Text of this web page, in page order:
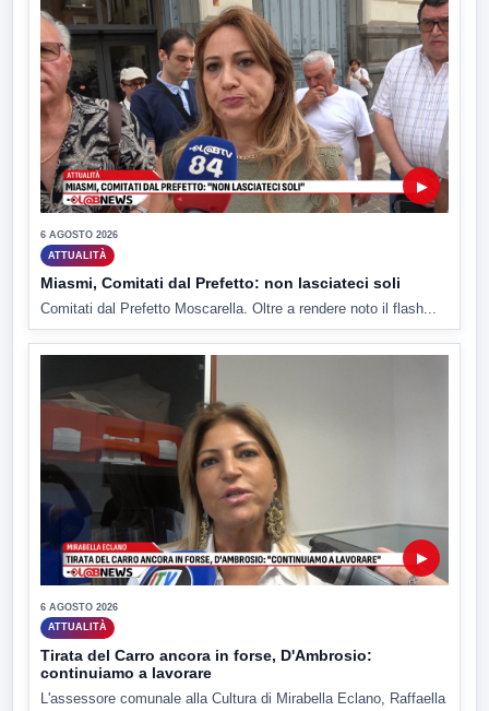
▶
6 AGOSTO 2026
ATTUALITÀ
Miasmi, Comitati dal Prefetto: non lasciateci soli
Comitati dal Prefetto Moscarella. Oltre a rendere noto il flash...
▶
6 AGOSTO 2026
ATTUALITÀ
Tirata del Carro ancora in forse, D'Ambrosio:
continuiamo a lavorare
L'assessore comunale alla Cultura di Mirabella Eclano, Raffaella